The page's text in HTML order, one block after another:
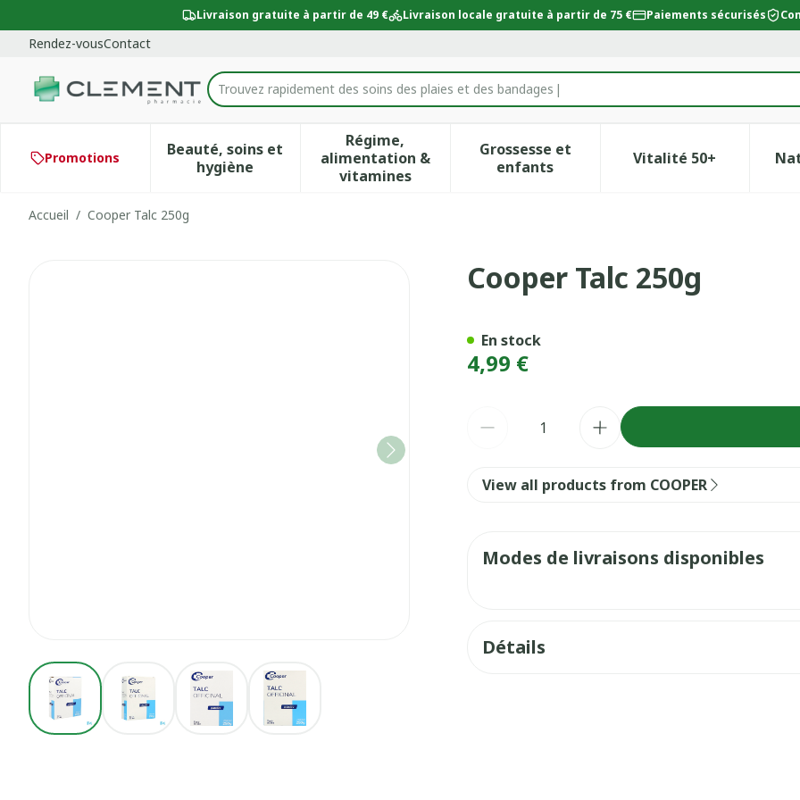
Livraison gratuite à partir de 49 € Livraison locale gratuite à partir de 75 € Paiements sécurisés
Rendez-vousContact
Rechercher
Trouvez rapidement des soins des plaies et des bandages
Promotions
Beauté, soins et
hygièneAfficher le sous-menu pour la catégorie Beauté, soins et hygiène
Régime,
alimentation &
vitamines
Afficher le sous-menu pour la catégorie Régime,
Grossesse et
enfantsAfficher le sous-menu pour la
Vitalité 50+Afficher le sous-
Accueil / Cooper Talc 250g
View larger imageView larger imageView larger imageView larger image
Cooper Talc 250g
4,99 €
En stock
View all products from COOPER
Modes de livraisons disponibles
Détails